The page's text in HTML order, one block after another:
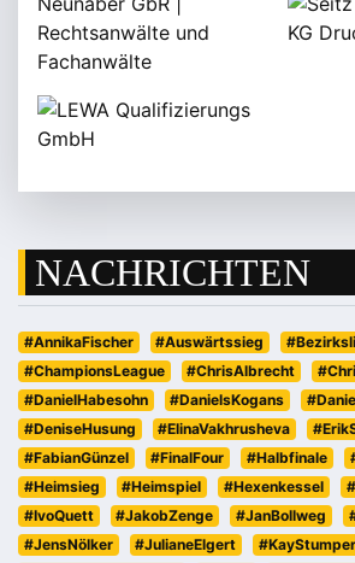
NACHRICHTEN
#AnnikaFischer #Auswärtssieg
#ChampionsLeague
#ChrisAlbrecht
#DanielHabesohn
#DanielsKogans
#DeniseHusung
#ElinaVakhrusheva
#FabianGünzel
#FinalFour #Halbfinale
#Heimsieg
#Heimspiel #Hexenkessel
#IvoQuett
#JakobZenge #JanBollweg
#JensNölker
#JulianeElgert
#KayStumper